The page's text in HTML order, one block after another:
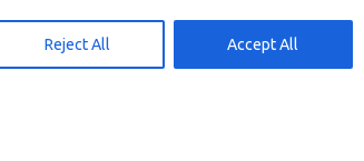
Reject All Accept All
kr 15,00
Legg i handlekurv